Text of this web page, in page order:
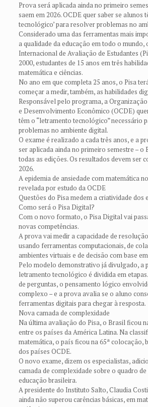
Prova será aplicada ainda no primeiro
saem em 2026. OCDE quer saber se alunos
tecnológico’ para resolver problemas no
Considerado uma das ferramentas mais
a qualidade da educação em todo o mundo,
Internacional de Avaliação de Estudantes
2000, estudantes de 15 anos em três
matemática e ciências.
No ano em que completa 25 anos, o Pisa
começar a medir, também, as habilidades
Responsável pelo programa, a
e Desenvolvimento Econômico (OCDE)
têm o “letramento tecnológico” necessário
problemas no ambiente digital.
O exame é realizado a cada três anos, e a
ser aplicada ainda no primeiro semestre – o
todas as edições. Os resultados devem ser
2026.
A epidemia de ansiedade com matemática
revelada por estudo da OCDE
Questões do Pisa medem a criatividade dos
Como será o Pisa Digital?
Com o novo formato, o Pisa Digital vai
novas competências.
A prova vai medir a capacidade de
usando ferramentas computacionais, de
ambientes virtuais e de decisão com base
Pelo modelo demonstrativo já divulgado, a
letramento tecnológico é dividida em
de perguntas, o pensamento lógico
complexo – e a prova avalia se o aluno
ferramentas digitais para chegar à resposta.
Nova camada de complexidade
Na última avaliação do Pisa, o Brasil ficou
entre os países da América Latina. Na
matemática, o país ficou na 65ª colocação,
dos países OCDE.
O novo exame, dizem os especialistas,
camada de complexidade sobre o quadro
educação brasileira.
A presidente do Instituto Salto, Claudia
ainda não superou carências básicas, em